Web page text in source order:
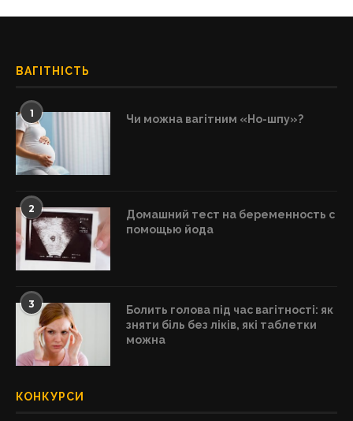
ВАГІТНІСТЬ
1 Чи можна вагітним «Но-шпу»?
2
Домашний тест на беременность с
помощью йода
3
Болить голова під час вагітності: як
зняти біль без ліків, які таблетки
можна
КОНКУРСИ